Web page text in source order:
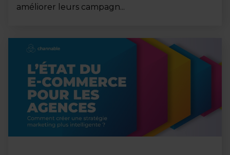
améliorer leurs campagn...